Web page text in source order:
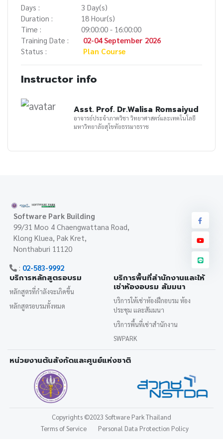
Days :
3 Day(s)
Duration :
18 Hour(s)
Time :
09:00:00 - 16:00:00
Training Date :
02-04 September 2026
Status :
Plan Course
Instructor info
Asst. Prof. Dr.Walisa Romsaiyud
อาจารย์ประจำภาควิชา วิทยาศาสตร์และเทคโนโลยี
มหาวิทยาลัยสุโขทัยธรรมาธราช
Software Park Building
99/31 Moo 4 Chaengwattana Road,
Klong Kluea, Pak Kret,
Nonthaburi 11120
: 02-583-9992
บริการหลักสูตรอบรม
หลักสูตรที่กำลังจะเกิดขึ้น
หลักสูตรอบรมทั้งหมด
บริการพื้นที่สำนักงานและให้
เช่าห้องอบรม สัมมนา
บริการให้เช่าห้องฝึกอบรม ห้อง
ประชุม และสัมมนา
บริการพื้นที่เช่าสำนักงาน
SWPARK
หน่วยงานต้นสังกัดและศูนย์แห่งชาติ
Copyrights ©2023 Software Park Thailand
Terms of Service
Personal Data Protection Policy